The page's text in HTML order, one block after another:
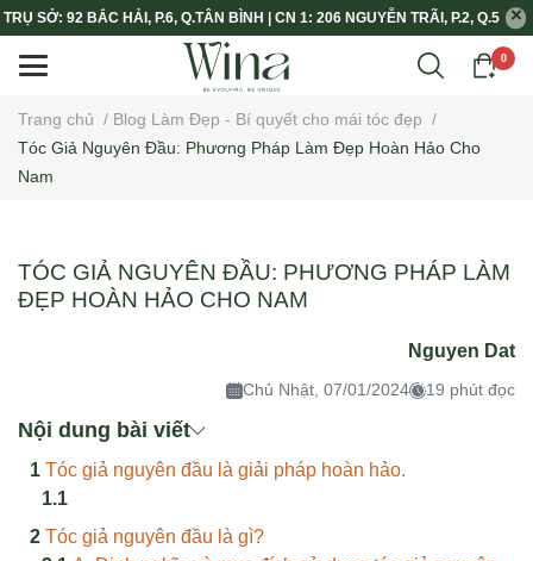
TRỤ SỞ: 92 BẮC HẢI, P.6, Q.TÂN BÌNH | CN 1: 206 NGUYỄN TRÃI, P.2, Q.5
0
Trang chủ / Blog Làm Đẹp - Bí quyết cho mái tóc đẹp /
Tóc Giả Nguyên Đầu: Phương Pháp Làm Đẹp Hoàn Hảo Cho
Nam
TÓC GIẢ NGUYÊN ĐẦU: PHƯƠNG PHÁP LÀM
ĐẸP HOÀN HẢO CHO NAM
Nguyen Dat
Chủ Nhật, 07/01/2024 19 phút đọc
Nội dung bài viết
Tóc giả nguyên đầu là giải pháp hoàn hảo.
Tóc giả nguyên đầu là gì?